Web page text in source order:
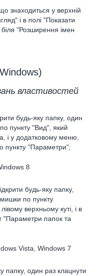
знаходиться у верхній
і в полі "Показати
"Розширення імен
властивостей
будь-яку папку, один
пункту "Вид", який
і у додатковому меню,
пункту "Параметри";
будь-яку папку,
по пункту
верхньому куті, і в
"Параметри папок та
папку, один раз клацнути